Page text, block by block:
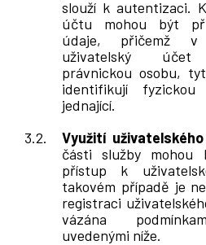
slouží k autentizaci.
účtu mohou být
údaje, přičemž
uživatelský účet
právnickou osobu,
identifikují
jednající.
Využití
části služby mohou
přístup k
takovém případě je
registraci
vázána
uvedenými níže.